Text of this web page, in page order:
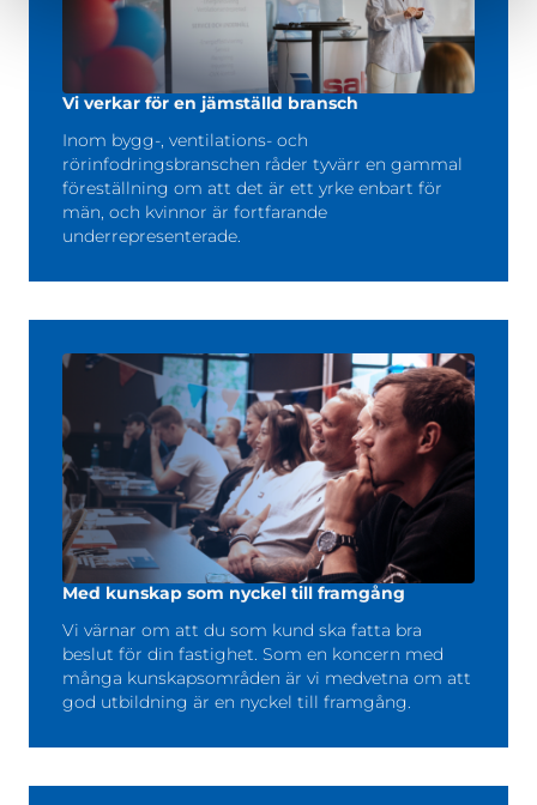
Vi verkar för en jämställd bransch
Inom bygg-, ventilations- och
rörinfodringsbranschen råder tyvärr en gammal
föreställning om att det är ett yrke enbart för
män, och kvinnor är fortfarande
underrepresenterade.
Med kunskap som nyckel till framgång
Vi värnar om att du som kund ska fatta bra
beslut för din fastighet. Som en koncern med
många kunskapsområden är vi medvetna om att
god utbildning är en nyckel till framgång.